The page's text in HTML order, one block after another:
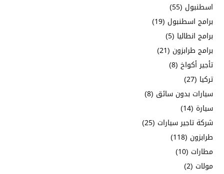
اسطنبول (55)
برامج اسطنبول (19)
برامج انطاليا (5)
برامج طرابزون (21)
تأجير أكواخ (8)
تركيا (27)
سيارات بدون سائق (8)
سيارة (14)
شركة تاجير سيارات (25)
طرابزون (118)
مطارات (10)
مولات (2)